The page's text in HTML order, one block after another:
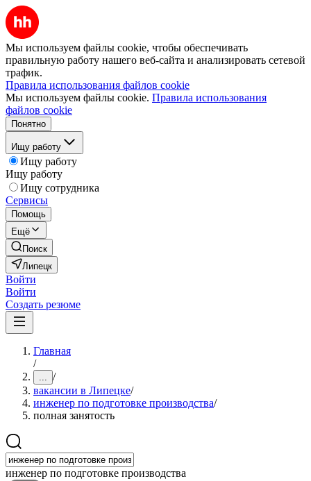
Мы используем файлы cookie, чтобы обеспечивать
правильную работу нашего веб-сайта и анализировать сетевой
трафик.
Правила использования файлов cookie
Мы используем файлы cookie. Правила использования
файлов cookie
Понятно
Ищу работу
Ищу работу
Ищу работу
Ищу сотрудника
Сервисы
Помощь
Ещё
Поиск
Липецк
Войти
Войти
Создать резюме
Главная
/
... /
вакансии в Липецке/
инженер по подготовке производства/
полная занятость
инженер по подготовке производства